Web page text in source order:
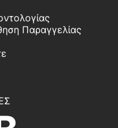
Παραγγελίας